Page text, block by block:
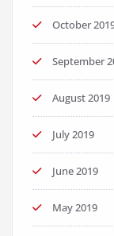
October
September
August 2019
July 2019
June 2019
May 2019